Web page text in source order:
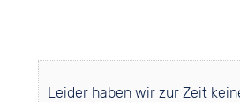
Leider haben wir zur Zeit